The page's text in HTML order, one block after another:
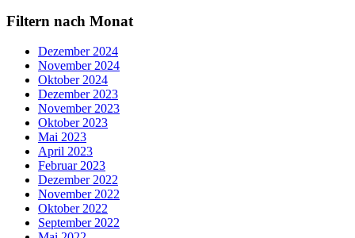
Filtern nach Monat
Dezember 2024
November 2024
Oktober 2024
Dezember 2023
November 2023
Oktober 2023
Mai 2023
April 2023
Februar 2023
Dezember 2022
November 2022
Oktober 2022
September 2022